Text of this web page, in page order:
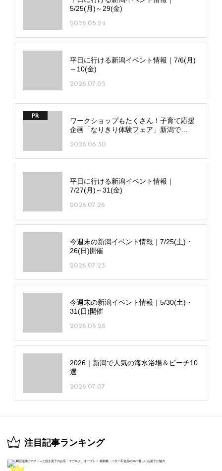
5/25(月)～29(金)
2026.05.24
平日に行ける新潟イベント情報｜7/6(月)
～10(金)
2026.07.05
PR
ワークショップもたくさん！子育て応援
企画「なりきり体験フェア」新潟で
2026.06.30
平日に行ける新潟イベント情報｜
7/27(月)～31(金)
2026.07.26
今週末の新潟イベント情報｜7/25(土)・
26(日)開催
2026.07.23
今週末の新潟イベント情報｜5/30(土)・
31(日)開催
2026.05.28
2026｜新潟で人気の海水浴場＆ビーチ10
選
2026.07.07
注目記事ランキング